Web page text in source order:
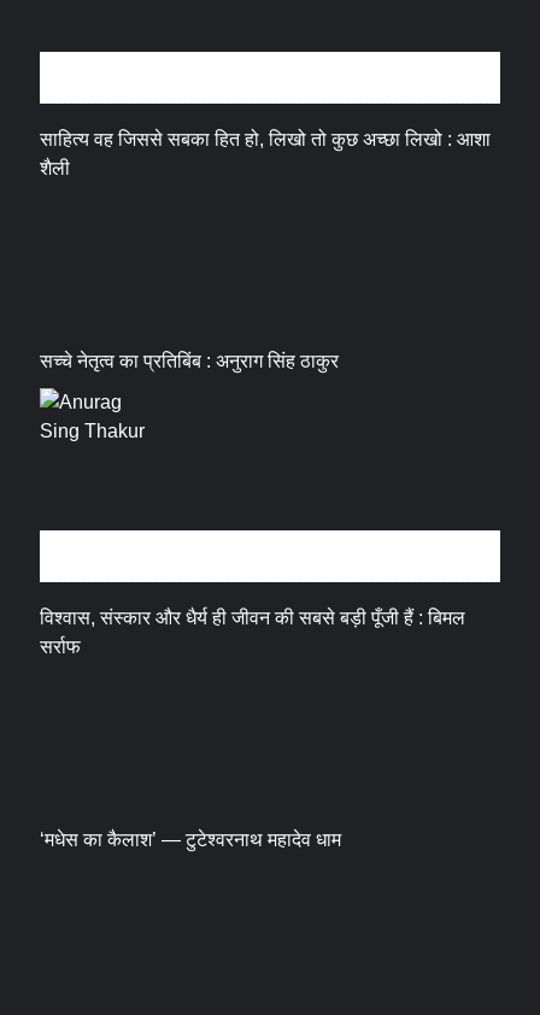
साहित्य वह जिससे सबका हित हो, लिखो तो कुछ अच्छा लिखो : आशा
शैली
सच्चे नेतृत्व का प्रतिबिंब : अनुराग सिंह ठाकुर
विश्वास, संस्कार और धैर्य ही जीवन की सबसे बड़ी पूँजी हैं : बिमल
सर्राफ
‘मधेस का कैलाश’ — टुटेश्वरनाथ महादेव धाम